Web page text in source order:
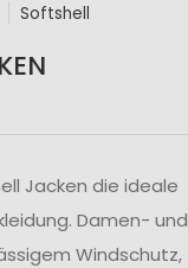
Softshell
Jacken die ideale
Damen- und
Windschutz,